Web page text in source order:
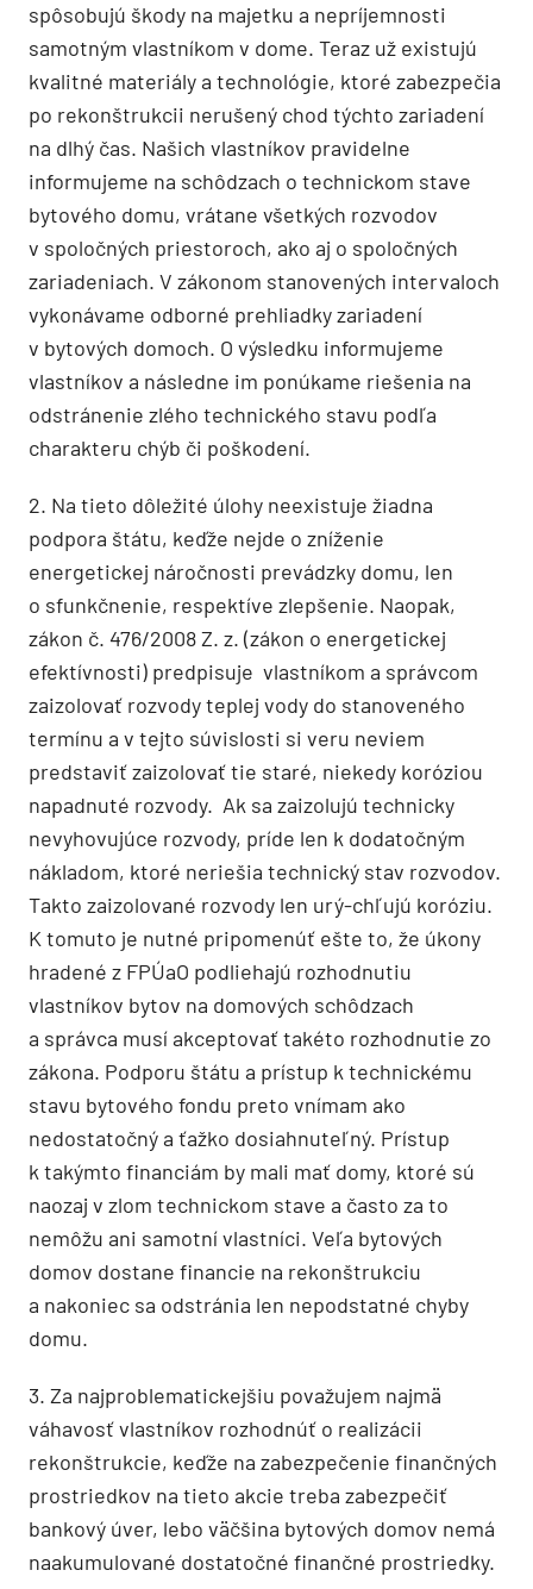
spôsobujú škody na majetku a nepríjemnosti
samotným vlastníkom v dome. Teraz už existujú
kvalitné materiály a technológie, ktoré zabezpečia
po rekonštrukcii nerušený chod týchto zariadení
na dlhý čas. Našich vlastníkov pravidelne
informujeme na schôdzach o technickom stave
bytového domu, vrátane všetkých rozvodov
v spoločných priestoroch, ako aj o spoločných
zariadeniach. V zákonom stanovených intervaloch
vykonávame odborné prehliadky zariadení
v bytových domoch. O výsledku informujeme
vlastníkov a následne im ponúkame riešenia na
odstránenie zlého technického stavu podľa
charakteru chýb či poškodení.
2. Na tieto dôležité úlohy neexistuje žiadna
podpora štátu, keďže nejde o zníženie
energetickej náročnosti prevádzky domu, len
o sfunkčnenie, respektíve zlepšenie. Naopak,
zákon č. 476/2008 Z. z. (zákon o energetickej
efektívnosti) predpisuje vlastníkom a správcom
zaizolovať rozvody teplej vody do stanoveného
termínu a v tejto súvislosti si veru neviem
predstaviť zaizolovať tie staré, niekedy koróziou
napadnuté rozvody. Ak sa zaizolujú technicky
nevyhovujúce rozvody, príde len k dodatočným
nákladom, ktoré neriešia technický stav rozvodov.
Takto zaizolované rozvody len urý-­chľujú koróziu.
K tomuto je nutné pripomenúť ešte to, že úkony
hradené z FPÚaO podliehajú rozhodnutiu
vlastníkov bytov na domových schôdzach
a správca musí akceptovať takéto rozhodnutie zo
zákona. Podporu štátu a prístup k technickému
stavu bytového fondu preto vnímam ako
nedostatočný a ťažko dosiahnuteľný. Prístup
k takýmto financiám by mali mať domy, ktoré sú
naozaj v zlom technickom stave a často za to
nemôžu ani samotní vlastníci. Veľa bytových
domov dostane financie na rekonštrukciu
a nakoniec sa odstránia len nepodstatné chyby
domu.
3. Za najproblematickejšiu považujem najmä
váhavosť vlastníkov rozhodnúť o realizácii
rekonštrukcie, keďže na zabezpečenie finančných
prostriedkov na tieto akcie treba zabezpečiť
bankový úver, lebo väčšina bytových domov nemá
naakumulované dostatočné finančné prostriedky.